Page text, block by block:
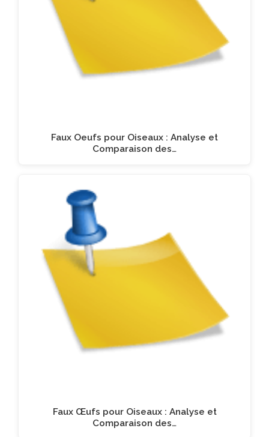
Faux Oeufs pour Oiseaux : Analyse et
Comparaison des…
Faux Œufs pour Oiseaux : Analyse et
Comparaison des…